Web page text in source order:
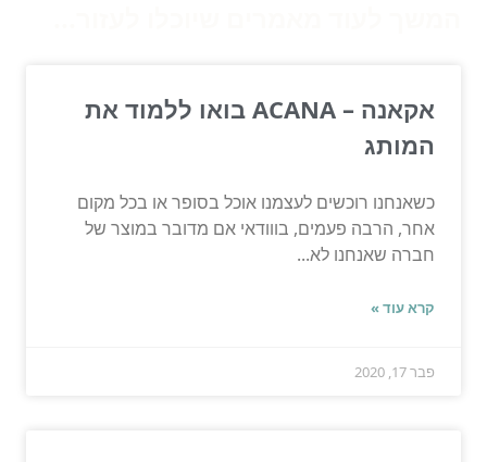
אקאנה – ACANA בואו ללמוד את
המותג
כשאנחנו רוכשים לעצמנו אוכל בסופר או בכל מקום
אחר, הרבה פעמים, בווודאי אם מדובר במוצר של
חברה שאנחנו לא...
קרא עוד »
פבר 17, 2020